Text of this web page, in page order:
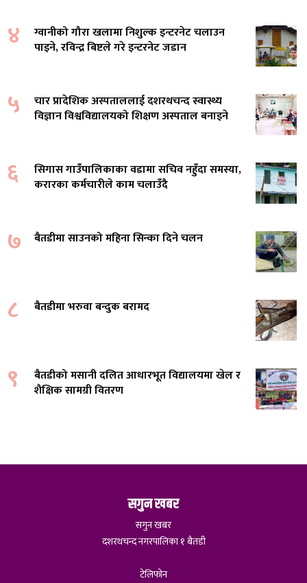
४
ग्वानीको गौरा खलामा निशुल्क इन्टरनेट चलाउन
पाइने, रविन्द्र बिष्टले गरे इन्टरनेट जडान
५
चार प्रादेशिक अस्पताललाई दशरथचन्द स्वास्थ्य
विज्ञान विश्वविद्यालयको शिक्षण अस्पताल बनाइने
६
सिगास गाउँपालिकाका वडामा सचिव नहुँदा समस्या,
करारका कर्मचारीले काम चलाउँदै
७ बैतडीमा साउनको महिना सिन्का दिने चलन
८ बैतडीमा भरुवा बन्दुक बरामद
९
बैतडीको मसानी दलित आधारभूत विद्यालयमा खेल र
शैक्षिक सामग्री वितरण
सगुन खबर
सगुन खबर
दशरथचन्द नगरपालिका १ बैतडी
टेलिफोन